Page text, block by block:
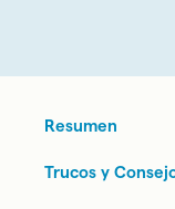
Resumen
Trucos y